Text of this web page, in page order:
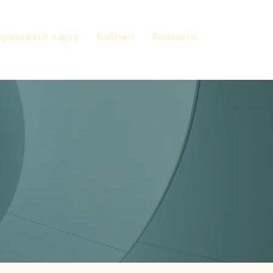
карту Кабінет Контакти